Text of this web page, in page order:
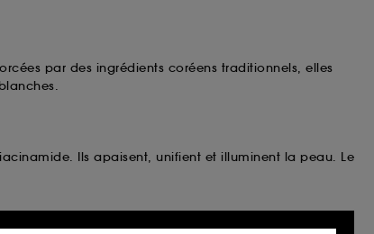
par des ingrédients coréens traditionnels, elles
Ils apaisent, unifient et illuminent la peau. Le